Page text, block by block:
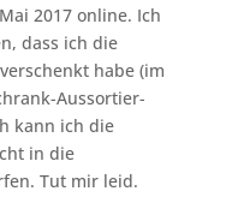
2017 online. Ich
dass ich die
habe (im
Aussortier-
kann ich die
in die
Tut mir leid.